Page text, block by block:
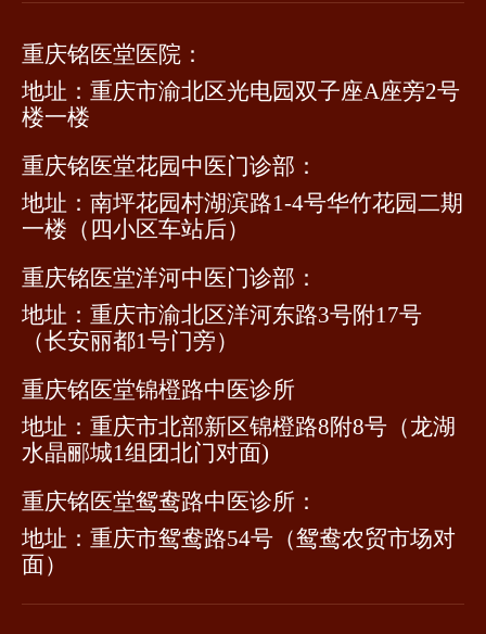
重庆铭医堂医院：
地址：重庆市渝北区光电园双子座A座旁2号
楼一楼
重庆铭医堂花园中医门诊部：
地址：南坪花园村湖滨路1-4号华竹花园二期
一楼（四小区车站后）
重庆铭医堂洋河中医门诊部：
地址：重庆市渝北区洋河东路3号附17号
（长安丽都1号门旁）
重庆铭医堂锦橙路中医诊所
地址：重庆市北部新区锦橙路8附8号（龙湖
水晶郦城1组团北门对面)
重庆铭医堂鸳鸯路中医诊所：
地址：重庆市鸳鸯路54号（鸳鸯农贸市场对
面）